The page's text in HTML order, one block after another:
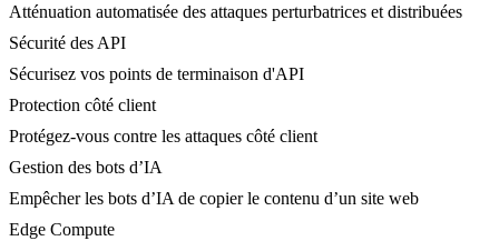
Atténuation automatisée des attaques perturbatrices et distribuées
Sécurité des API
Sécurisez vos points de terminaison d'API
Protection côté client
Protégez-vous contre les attaques côté client
Gestion des bots d’IA
Empêcher les bots d’IA de copier le contenu d’un site web
Edge Compute